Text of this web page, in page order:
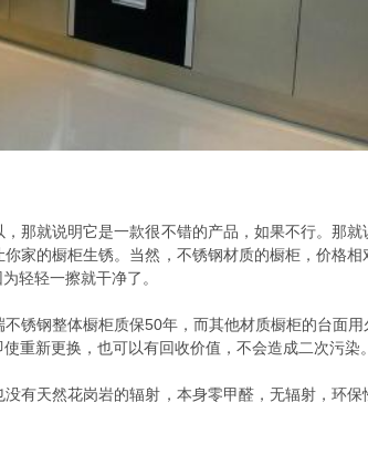
那就说明它是一款很不错的产品，如果不行。那
家的橱柜生锈。当然，不锈钢材质的橱柜，价格
轻轻一擦就干净了。
锈钢整体橱柜质保50年，而其他材质橱柜的台面用
重新更换，也可以有回收价值，不会造成二次污染。
有天然花岗岩的辐射，本身零甲醛，无辐射，环保